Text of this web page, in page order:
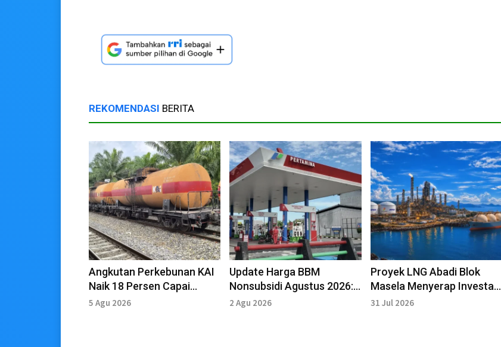
REKOMENDASI BERITA
Angkutan Perkebunan KAI
Naik 18 Persen Capai
374.098 Ton
5 Agu 2026
Update Harga BBM
Nonsubsidi Agustus 2026:
Bensin Turun
2 Agu 2026
Proyek LNG Abadi Blok
Masela Menyerap Investasi
Rp340 Triliun
31 Jul 2026